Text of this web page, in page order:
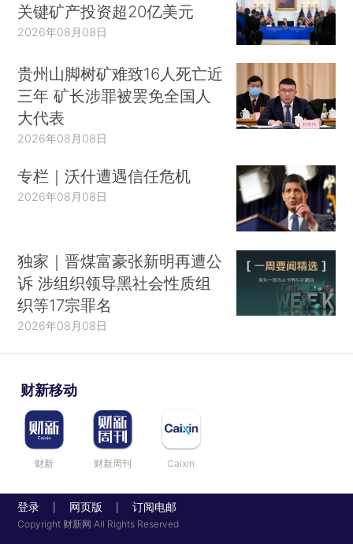
关键矿产投资超20亿美元
2026年08月08日
贵州山脚树矿难致16人死亡近
三年 矿长涉罪被罢免全国人
大代表
2026年08月08日
专栏｜沃什遭遇信任危机
2026年08月08日
独家｜晋煤富豪张新明再遭公
诉 涉组织领导黑社会性质组
织等17宗罪名
2026年08月08日
财新移动
财新 财新周刊 Caixin
登录 网页版 订阅电邮
Copyright 财新网 All Rights Reserved